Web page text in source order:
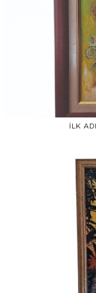
İLK